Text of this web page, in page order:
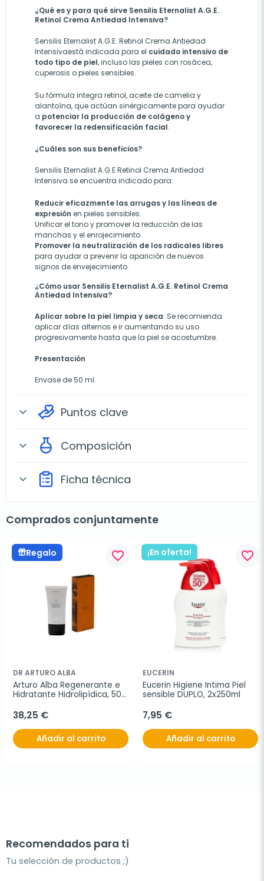
¿Qué es y para qué sirve Sensilis Eternalist A.G.E.
Retinol Crema Antiedad Intensiva?
Sensilis Eternalist A.G.E. Retinol Crema Antiedad
Intensivaestá indicada para el cuidado intensivo de
todo tipo de piel, incluso las pieles con rosácea,
cuperosis o pieles sensibles.
Su fórmula integra retinol, aceite de camelia y
alantoína, que actúan sinérgicamente para ayudar
a potenciar la producción de colágeno y
favorecer la redensificación facial.
¿Cuáles son sus beneficios?
Sensilis Eternalist A.G.E Retinol Crema Antiedad
Intensiva se encuentra indicado para:
Reducir eficazmente las arrugas y las líneas de
expresión en pieles sensibles.
Unificar el tonoy promoverla reducción de las
manchas y el enrojecimiento.
Promover la neutralización de los radicales libres
para ayudar a prevenir la aparición de nuevos
signos de envejecimiento.
¿Cómo usar Sensilis Eternalist A.G.E. Retinol Crema
Antiedad Intensiva?
Aplicar sobre la piel limpia y seca. Se recomienda
aplicar días alternos e ir aumentando su uso
progresivamente hasta que la piel se acostumbre.
Presentación
Envase de 50 ml.
expand_more Puntos clave
expand_more Composición
expand_more Ficha técnica
Comprados conjuntamente
Regalo favorite_border
DR ARTURO ALBA
Arturo Alba Regenerante e
Hidratante Hidrolipídica, 50
38,25 €
Añadir al carrito
¡En oferta! favorite_border
EUCERIN
Eucerin Higiene Intima Piel
sensible DUPLO, 2x250ml
7,95 €
Añadir al carrito
Recomendados para ti
Tu selección de productos ;)